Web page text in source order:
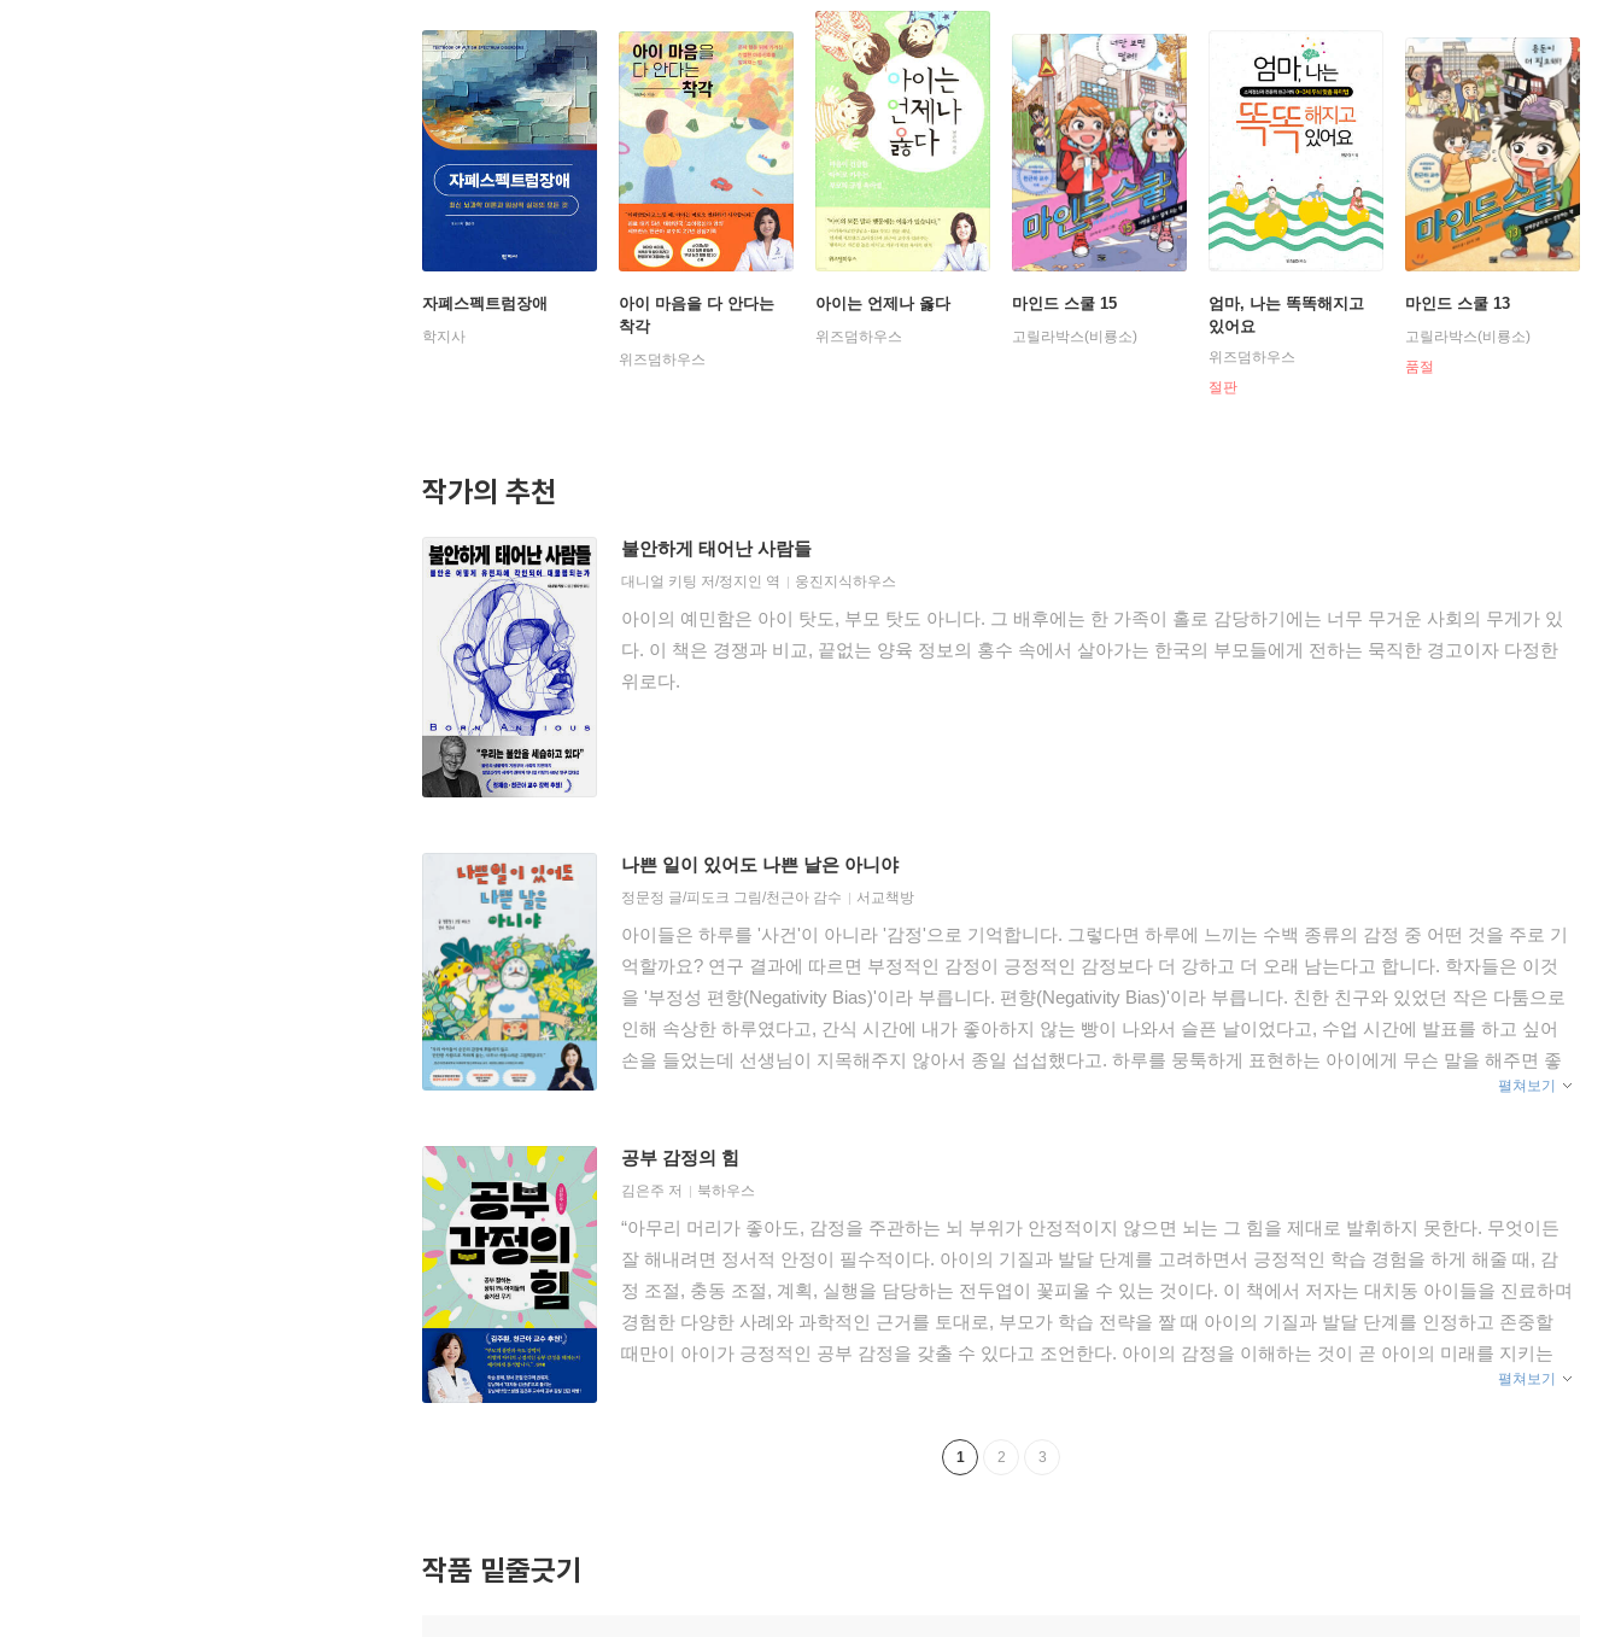
자폐스펙트럼장애
학지사
아이 마음을 다 안다는
착각
위즈덤하우스
아이는 언제나 옳다
위즈덤하우스
마인드 스쿨 15
고릴라박스(비룡소)
엄마, 나는 똑똑해지고
있어요
위즈덤하우스
절판
마인드 스쿨 13
고릴라박스(비룡소)
품절
작가의 추천
불안하게 태어난 사람들
대니얼 키팅 저/정지인 역 웅진지식하우스
아이의 예민함은 아이 탓도, 부모 탓도 아니다. 그 배후에는 한 가족이 홀로 감당하기에는 너무 무거운 사회의 무게가 있
다. 이 책은 경쟁과 비교, 끝없는 양육 정보의 홍수 속에서 살아가는 한국의 부모들에게 전하는 묵직한 경고이자 다정한
위로다.
나쁜 일이 있어도 나쁜 날은 아니야
정문정 글/피도크 그림/천근아 감수 서교책방
아이들은 하루를 '사건'이 아니라 '감정'으로 기억합니다. 그렇다면 하루에 느끼는 수백 종류의 감정 중 어떤 것을 주로 기
억할까요? 연구 결과에 따르면 부정적인 감정이 긍정적인 감정보다 더 강하고 더 오래 남는다고 합니다. 학자들은 이것
을 '부정성 편향(Negativity Bias)'이라 부릅니다. 편향(Negativity Bias)'이라 부릅니다. 친한 친구와 있었던 작은 다툼으로
인해 속상한 하루였다고, 간식 시간에 내가 좋아하지 않는 빵이 나와서 슬픈 날이었다고, 수업 시간에 발표를 하고 싶어
손을 들었는데 선생님이 지목해주지 않아서 종일 섭섭했다고. 하루를 뭉툭하게 표현하는 아이에게 무슨 말을 해주면 좋
을까요? "나쁜 일이 있었구나. 하지만 좋은 일도 많이 있었을걸? 조그마한 나쁜 일이 있었지만, 나쁜 날은 아니었지?"라
습니다. 부정적인 감정에 주목하면 '나쁜 날'이 되어버리지만, 긍정적인 경험에 주목하면 금방 '좋은 날'로 바뀔 수 있지요.
실제로 인지행동치료에서는 사건 그 자체보다 그 상황을 어떻게 해석하느냐가 감정을 결정하며, 생각과 인식을 바꾸면
감정 역시 달라질 수 있다고 설명합니다.진료실에서 아이들을 만나며 작은 실수를 오랫동안 곱씹거나 별것 아닌 나쁜 일
에도 과도하게 반응하는 친구들이 점점 더 많아지는 것 같아 마음이 아팠습니다. 그래서 『나쁜 일이 있어도 나쁜 날은
아니야》 속의 이야기에 크게 공감할 수 있었습니다. 『나쁜 일이 있어도 나쁜 날은 아니야》는 아이가 하루를 입체적으
로 바라볼 수 있게 도와주는 그림책입니다. 자신의 나쁜 감정을 억누르지 않으면서도, 하루를 다시 바라보고 기분을 전환
하는 힘을 이야기 속에서 자연스럽게 길러주지요. 순간의 좌절이나 분노가 하루 전체, 나아가 자기 자신에 대한 부정적인
평가로 굳어지지 않도록 돕는 경험은 발달 과정에서 매우 중요합니다. 이 사랑스러운 그림책은 감정에 휘둘리지 않고 자
펼쳐보기
공부 감정의 힘
김은주 저 북하우스
“아무리 머리가 좋아도, 감정을 주관하는 뇌 부위가 안정적이지 않으면 뇌는 그 힘을 제대로 발휘하지 못한다. 무엇이든
잘 해내려면 정서적 안정이 필수적이다. 아이의 기질과 발달 단계를 고려하면서 긍정적인 학습 경험을 하게 해줄 때, 감
정 조절, 충동 조절, 계획, 실행을 담당하는 전두엽이 꽃피울 수 있는 것이다. 이 책에서 저자는 대치동 아이들을 진료하며
경험한 다양한 사례와 과학적인 근거를 토대로, 부모가 학습 전략을 짤 때 아이의 기질과 발달 단계를 인정하고 존중할
때만이 아이가 긍정적인 공부 감정을 갖출 수 있다고 조언한다. 아이의 감정을 이해하는 것이 곧 아이의 미래를 지키는
펼쳐보기
1 2 3
작품 밑줄긋기